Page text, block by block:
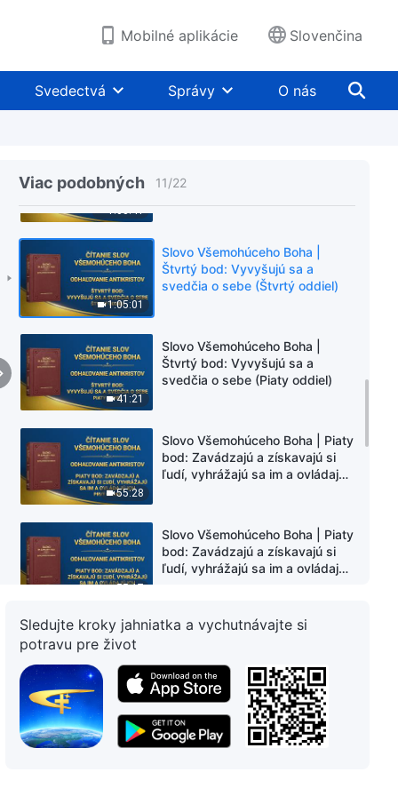
Mobilné aplikácie Slovenčina
Svedectvá Správy O nás
Viac podobných 11/22
svedčia o sebe (Druhý oddiel)
1:03:41
Štvrtý bod: Vyvyšujú sa a
svedčia o sebe (Tretí oddiel)
1:05:01
Slovo Všemohúceho Boha |
Štvrtý bod: Vyvyšujú sa a
svedčia o sebe (Štvrtý oddiel)
41:21
Slovo Všemohúceho Boha |
Štvrtý bod: Vyvyšujú sa a
svedčia o sebe (Piaty oddiel)
55:28
Slovo Všemohúceho Boha | Piaty
bod: Zavádzajú a získavajú si
ľudí, vyhrážajú sa im a ovládajú
55:17
Slovo Všemohúceho Boha | Piaty
bod: Zavádzajú a získavajú si
ľudí, vyhrážajú sa im a ovládajú
1:02:20
Slovo Všemohúceho Boha | Piaty
ľudí, vyhrážajú sa im a ovládajú
ich (Tretí oddiel)
Slovo Všemohúceho Boha | Piaty
bod: Zavádzajú a získavajú si
Sledujte kroky jahniatka a vychutnávajte si
potravu pre život